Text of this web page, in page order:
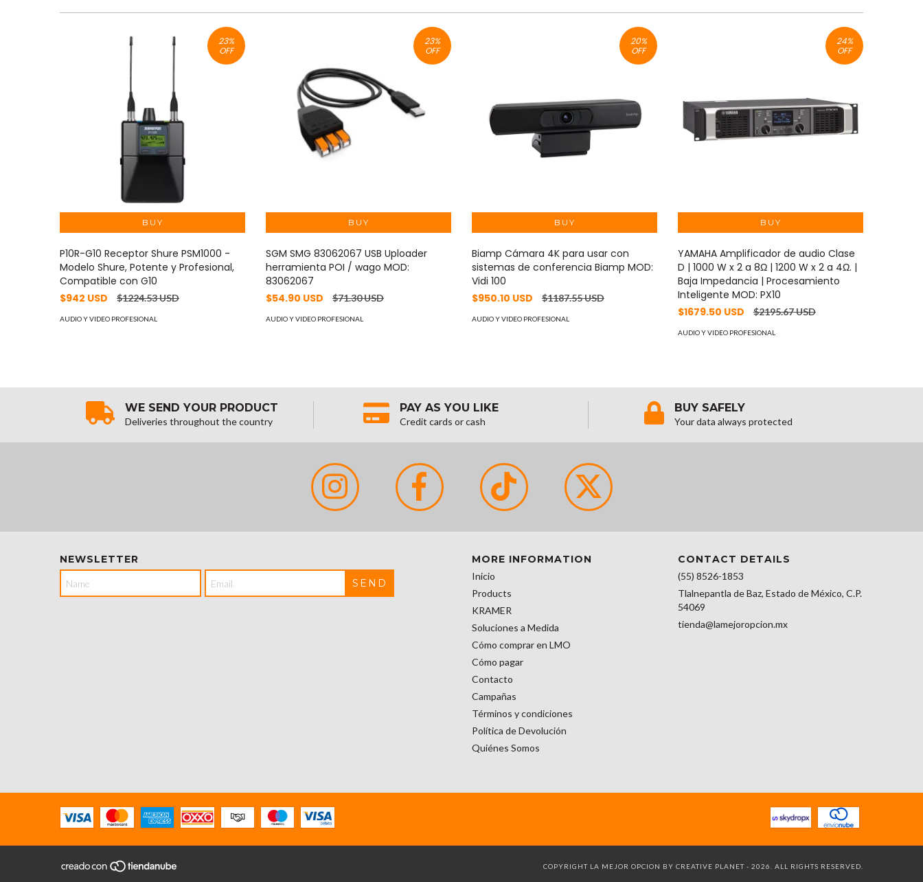
23%
OFF
P10R-G10 Receptor Shure PSM1000 -
Modelo Shure, Potente y Profesional,
Compatible con G10
$942 USD
$1224.53 USD
AUDIO Y VIDEO PROFESIONAL
23%
OFF
SGM SMG 83062067 USB Uploader
herramienta POI / wago MOD:
83062067
$54.90 USD
$71.30 USD
AUDIO Y VIDEO PROFESIONAL
20%
OFF
Biamp Cámara 4K para usar con
sistemas de conferencia Biamp MOD:
Vidi 100
$950.10 USD
$1187.55 USD
AUDIO Y VIDEO PROFESIONAL
24%
OFF
YAMAHA Amplificador de audio Clase
D | 1000 W x 2 a 8Ω | 1200 W x 2 a 4Ω. |
Baja Impedancia | Procesamiento
Inteligente MOD: PX10
$1679.50 USD
$2195.67 USD
AUDIO Y VIDEO PROFESIONAL
WE SEND YOUR PRODUCT
Deliveries throughout the country
PAY AS YOU LIKE
Credit cards or cash
BUY SAFELY
Your data always protected
NEWSLETTER MORE INFORMATION
Inicio
Products
KRAMER
Soluciones a Medida
Cómo comprar en LMO
Cómo pagar
Contacto
Campañas
Términos y condiciones
Política de Devolución
Quiénes Somos
CONTACT DETAILS
(55) 8526-1853
Tlalnepantla de Baz, Estado de México, C.P.
54069
tienda@lamejoropcion.mx
COPYRIGHT LA MEJOR OPCION BY CREATIVE PLANET - 2026. ALL RIGHTS RESERVED.